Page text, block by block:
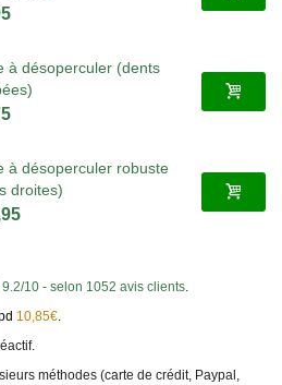
à désoperculer (dents
à désoperculer robuste
droites)
9.2/10 - selon 1052 avis clients
10,85€
méthodes (carte de crédit, Paypal,